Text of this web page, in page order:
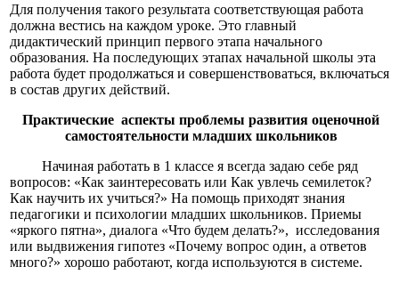
Для получения такого результата соответствующая работа
должна вестись на каждом уроке. Это главный
дидактический принцип первого этапа начального
образования. На последующих этапах начальной школы эта
работа будет продолжаться и совершенствоваться, включаться
в состав других действий.
Практические аспектыпроблемы развития оценочной
самостоятельности младших школьников
Начиная работать в 1 классе я всегда задаю себе ряд
вопросов: «Как заинтересовать или Как увлечь семилеток?
Как научить их учиться?» На помощь приходят знания
педагогики и психологии младших школьников. Приемы
«яркого пятна», диалога «Что будем делать?», исследования
или выдвижения гипотез «Почему вопрос один, а ответов
много?» хорошо работают, когда используются в системе.